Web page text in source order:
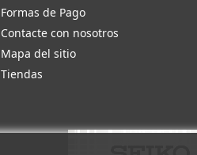
Formas de Pago
Contacte con nosotros
Mapa del sitio
Tiendas